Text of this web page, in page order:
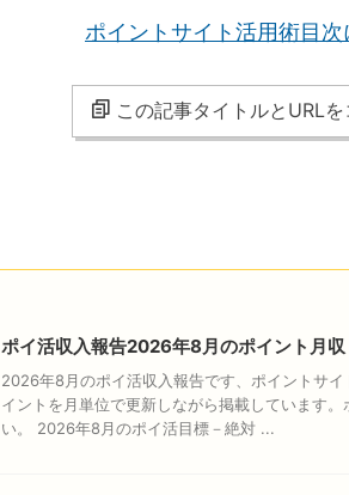
ポイントサイト活用術目次
この記事タイトルとURLを
ポイ活収入報告2026年8月のポイント月収
2026年8月のポイ活収入報告です、ポイントサ
イントを月単位で更新しながら掲載しています
い。 2026年8月のポイ活目標－絶対 ...